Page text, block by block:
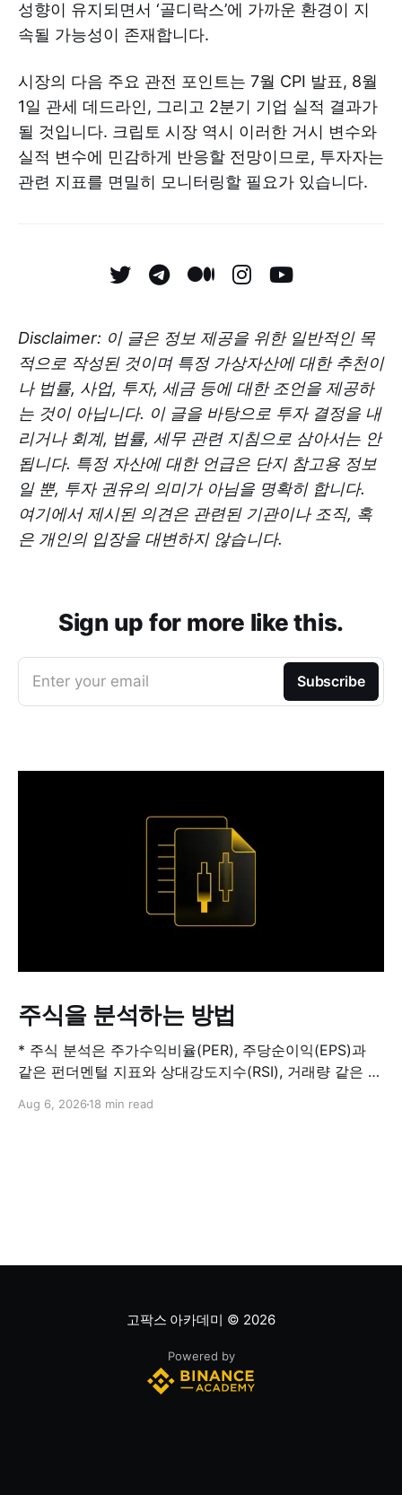
성향이 유지되면서 ‘골디락스’에 가까운 환경이 지
속될 가능성이 존재합니다.
시장의 다음 주요 관전 포인트는 7월 CPI 발표, 8월
1일 관세 데드라인, 그리고 2분기 기업 실적 결과가
될 것입니다. 크립토 시장 역시 이러한 거시 변수와
실적 변수에 민감하게 반응할 전망이므로, 투자자는
관련 지표를 면밀히 모니터링할 필요가 있습니다.
Disclaimer: 이 글은 정보 제공을 위한 일반적인 목
적으로 작성된 것이며 특정 가상자산에 대한 추천이
나 법률, 사업, 투자, 세금 등에 대한 조언을 제공하
는 것이 아닙니다. 이 글을 바탕으로 투자 결정을 내
리거나 회계, 법률, 세무 관련 지침으로 삼아서는 안
됩니다. 특정 자산에 대한 언급은 단지 참고용 정보
일 뿐, 투자 권유의 의미가 아님을 명확히 합니다.
여기에서 제시된 의견은 관련된 기관이나 조직, 혹
은 개인의 입장을 대변하지 않습니다.
Sign up for more like this.
Enter your email Subscribe
주식을 분석하는 방법
* 주식 분석은 주가수익비율(PER), 주당순이익(EPS)과
같은 펀더멘털 지표와 상대강도지수(RSI), 거래량 같은 기
는지, 저평가됐는지를 판단하는 과정입니다. 하나의 지표
Aug 6, 2026 18 min read
고팍스 아카데미 © 2026
Powered by